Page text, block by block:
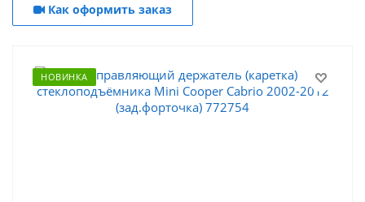
Как оформить заказ
НОВИНКА